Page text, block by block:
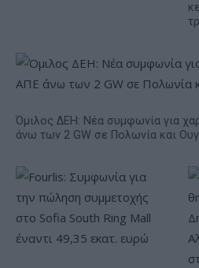
Όμιλος ΔΕΗ: Νέα συμφωνία για
άνω των 2 GW σε Πολωνία και